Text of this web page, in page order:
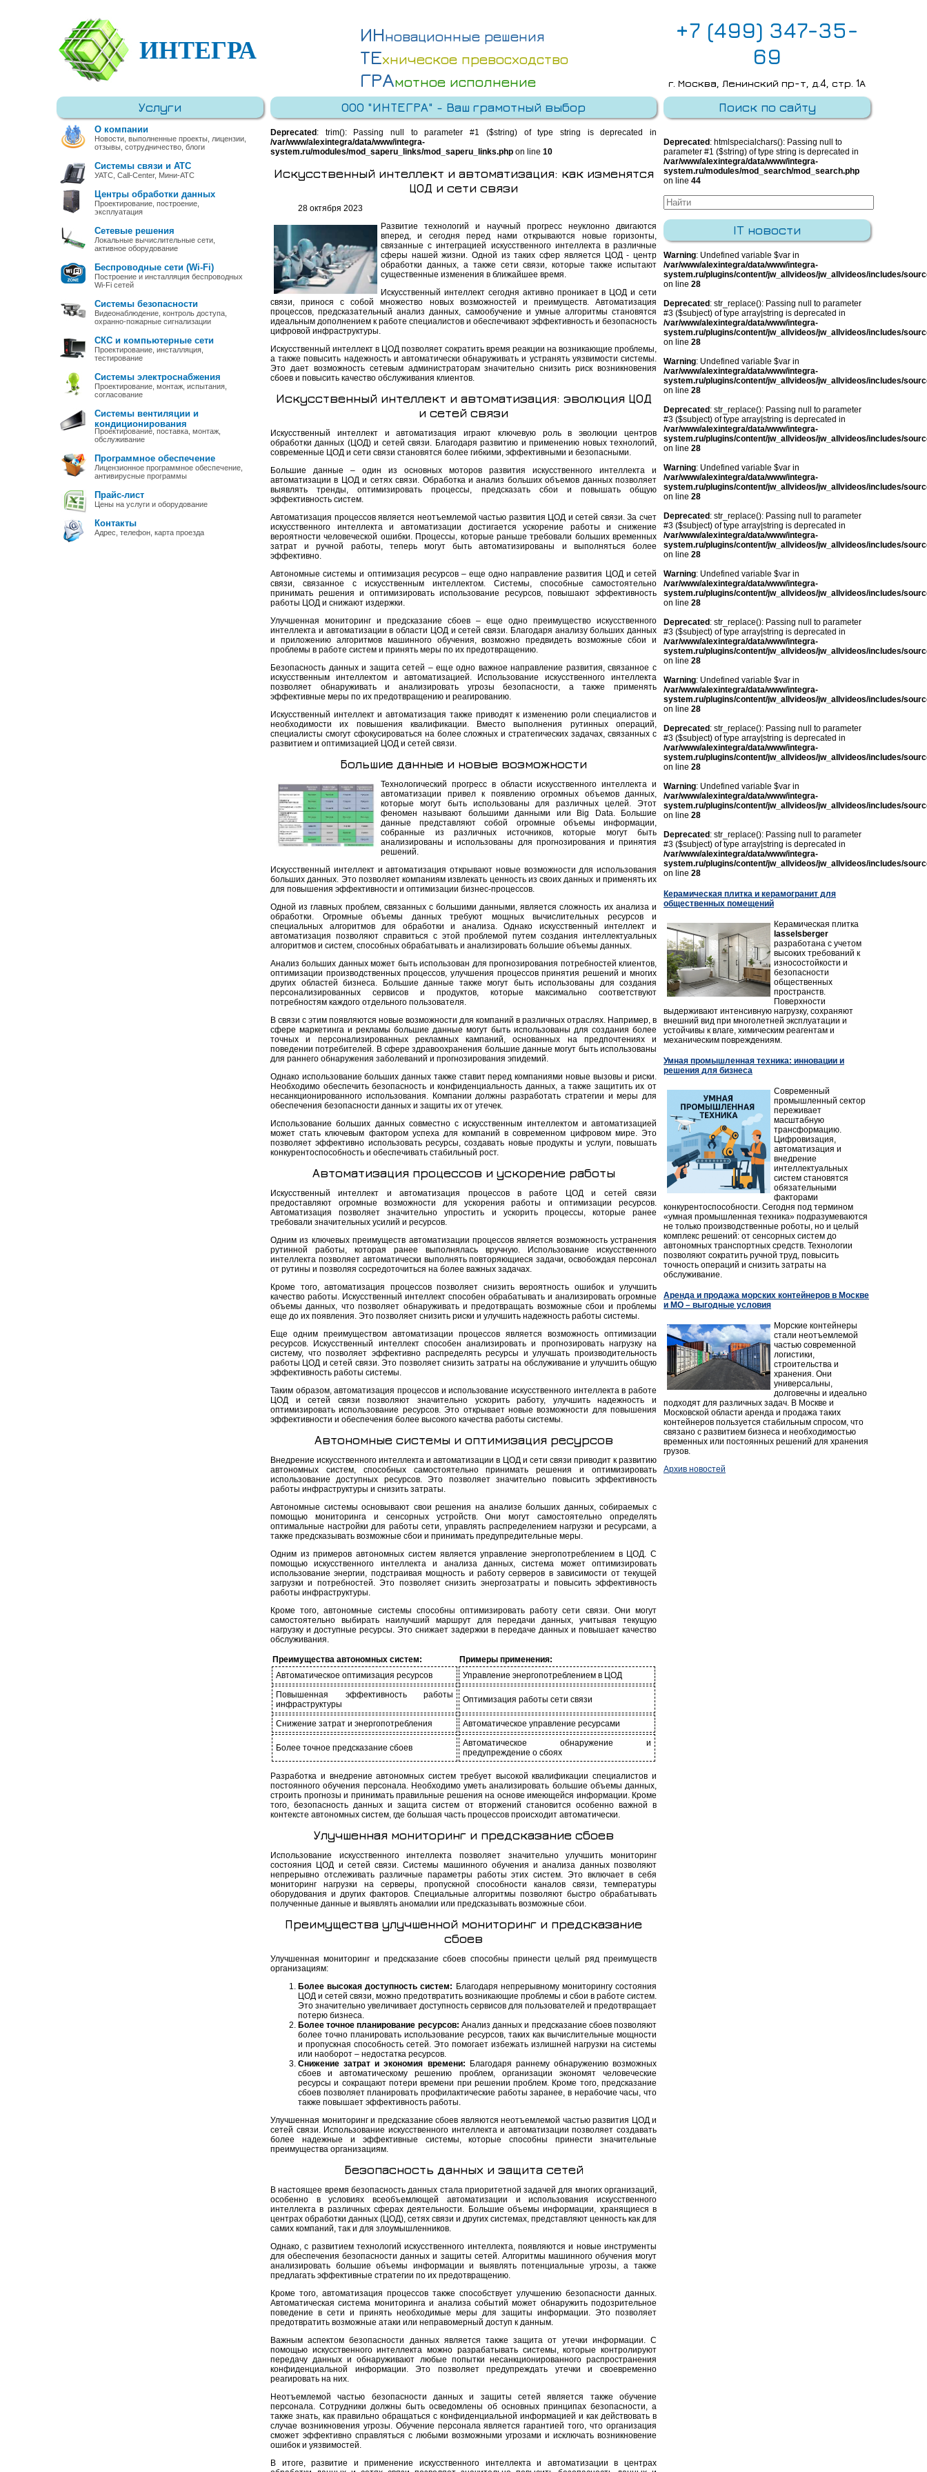
ИНТЕГРА
ИНновационные решения
ТЕхническое превосходство
ГРАмотное исполнение
+7 (499) 347-35-
69
г. Москва, Ленинский пр-т, д.4, стр. 1А
E-mail:info@integra-system.ru
Услуги
О компании
Новости, выполненные проекты, лицензии,
отзывы, сотрудничество, блоги
Системы связи и АТС
УАТС, Call-Center, Мини-АТС
Центры обработки данных
Проектирование, построение,
эксплуатация
Сетевые решения
Локальные вычислительные сети,
активное оборудование
Беспроводные сети (Wi-Fi)
Построение и инсталляция беспроводных
Wi-Fi сетей
Системы безопасности
Видеонаблюдение, контроль доступа,
охранно-пожарные сигнализации
СКС и компьютерные сети
Проектирование, инсталляция,
тестирование
Системы электроснабжения
Проектирование, монтаж, испытания,
согласование
Системы вентиляции и
кондиционирования
Проектирование, поставка, монтаж,
обслуживание
Программное обеспечение
Лицензионное программное обеспечение,
антивирусные программы
Прайс-лист
Цены на услуги и оборудование
Контакты
Адрес, телефон, карта проезда
ООО "ИНТЕГРА" - Ваш грамотный выбор
Deprecated : trim(): Passing null to parameter #1 ($string) of type string is deprecated in
/var/www/alexintegra/data/www/integra-
system.ru/modules/mod_saperu_links/mod_saperu_links.php on line 10
Искусственный интеллект и автоматизация: как изменятся
ЦОД и сети связи
28 октября 2023
Развитие технологий и научный прогресс неуклонно двигаются
вперед, и сегодня перед нами открываются новые горизонты,
связанные с интеграцией искусственного интеллекта в различные
сферы нашей жизни. Одной из таких сфер является ЦОД - центр
обработки данных, а также сети связи, которые также испытают
существенные изменения в ближайшее время.
Искусственный интеллект сегодня активно проникает в ЦОД и сети
связи, принося с собой множество новых возможностей и преимуществ. Автоматизация
процессов, предсказательный анализ данных, самообучение и умные алгоритмы становятся
идеальным дополнением к работе специалистов и обеспечивают эффективность и безопасность
цифровой инфраструктуры.
Искусственный интеллект в ЦОД позволяет сократить время реакции на возникающие проблемы,
а также повысить надежность и автоматически обнаруживать и устранять уязвимости системы.
Это дает возможность сетевым администраторам значительно снизить риск возникновения
сбоев и повысить качество обслуживания клиентов.
Искусственный интеллект и автоматизация: эволюция ЦОД
и сетей связи
Искусственный интеллект и автоматизация играют ключевую роль в эволюции центров
обработки данных (ЦОД) и сетей связи. Благодаря развитию и применению новых технологий,
современные ЦОД и сети связи становятся более гибкими, эффективными и безопасными.
Большие данные – один из основных моторов развития искусственного интеллекта и
автоматизации в ЦОД и сетях связи. Обработка и анализ больших объемов данных позволяет
выявлять тренды, оптимизировать процессы, предсказать сбои и повышать общую
эффективность систем.
Автоматизация процессов является неотъемлемой частью развития ЦОД и сетей связи. За счет
искусственного интеллекта и автоматизации достигается ускорение работы и снижение
вероятности человеческой ошибки. Процессы, которые раньше требовали больших временных
затрат и ручной работы, теперь могут быть автоматизированы и выполняться более
эффективно.
Автономные системы и оптимизация ресурсов – еще одно направление развития ЦОД и сетей
связи, связанное с искусственным интеллектом. Системы, способные самостоятельно
принимать решения и оптимизировать использование ресурсов, повышают эффективность
работы ЦОД и снижают издержки.
Улучшенная мониторинг и предсказание сбоев – еще одно преимущество искусственного
интеллекта и автоматизации в области ЦОД и сетей связи. Благодаря анализу больших данных
и приложению алгоритмов машинного обучения, возможно предвидеть возможные сбои и
проблемы в работе систем и принять меры по их предотвращению.
Безопасность данных и защита сетей – еще одно важное направление развития, связанное с
искусственным интеллектом и автоматизацией. Использование искусственного интеллекта
позволяет обнаруживать и анализировать угрозы безопасности, а также применять
эффективные меры по их предотвращению и реагированию.
Искусственный интеллект и автоматизация также приводят к изменению роли специалистов и
необходимости их повышения квалификации. Вместо выполнения рутинных операций,
специалисты смогут сфокусироваться на более сложных и стратегических задачах, связанных с
развитием и оптимизацией ЦОД и сетей связи.
Большие данные и новые возможности
Технологический прогресс в области искусственного интеллекта и
автоматизации привел к появлению огромных объемов данных,
которые могут быть использованы для различных целей. Этот
феномен называют большими данными или Big Data. Большие
данные представляют собой огромные объемы информации,
собранные из различных источников, которые могут быть
анализированы и использованы для прогнозирования и принятия
решений.
Искусственный интеллект и автоматизация открывают новые возможности для использования
больших данных. Это позволяет компаниям извлекать ценность из своих данных и применять их
для повышения эффективности и оптимизации бизнес-процессов.
Одной из главных проблем, связанных с большими данными, является сложность их анализа и
обработки. Огромные объемы данных требуют мощных вычислительных ресурсов и
специальных алгоритмов для обработки и анализа. Однако искусственный интеллект и
автоматизация позволяют справиться с этой проблемой путем создания интеллектуальных
алгоритмов и систем, способных обрабатывать и анализировать большие объемы данных.
Анализ больших данных может быть использован для прогнозирования потребностей клиентов,
оптимизации производственных процессов, улучшения процессов принятия решений и многих
других областей бизнеса. Большие данные также могут быть использованы для создания
персонализированных сервисов и продуктов, которые максимально соответствуют
потребностям каждого отдельного пользователя.
В связи с этим появляются новые возможности для компаний в различных отраслях. Например, в
сфере маркетинга и рекламы большие данные могут быть использованы для создания более
точных и персонализированных рекламных кампаний, основанных на предпочтениях и
поведении потребителей. В сфере здравоохранения большие данные могут быть использованы
для раннего обнаружения заболеваний и прогнозирования эпидемий.
Однако использование больших данных также ставит перед компаниями новые вызовы и риски.
Необходимо обеспечить безопасность и конфиденциальность данных, а также защитить их от
несанкционированного использования. Компании должны разработать стратегии и меры для
обеспечения безопасности данных и защиты их от утечек.
Использование больших данных совместно с искусственным интеллектом и автоматизацией
может стать ключевым фактором успеха для компаний в современном цифровом мире. Это
позволяет эффективно использовать ресурсы, создавать новые продукты и услуги, повышать
конкурентоспособность и обеспечивать стабильный рост.
Автоматизация процессов и ускорение работы
Искусственный интеллект и автоматизация процессов в работе ЦОД и сетей связи
предоставляют огромные возможности для ускорения работы и оптимизации ресурсов.
Автоматизация позволяет значительно упростить и ускорить процессы, которые ранее
требовали значительных усилий и ресурсов.
Одним из ключевых преимуществ автоматизации процессов является возможность устранения
рутинной работы, которая ранее выполнялась вручную. Использование искусственного
интеллекта позволяет автоматически выполнять повторяющиеся задачи, освобождая персонал
от рутины и позволяя сосредоточиться на более важных задачах.
Кроме того, автоматизация процессов позволяет снизить вероятность ошибок и улучшить
качество работы. Искусственный интеллект способен обрабатывать и анализировать огромные
объемы данных, что позволяет обнаруживать и предотвращать возможные сбои и проблемы
еще до их появления. Это позволяет снизить риски и улучшить надежность работы системы.
Еще одним преимуществом автоматизации процессов является возможность оптимизации
ресурсов. Искусственный интеллект способен анализировать и прогнозировать нагрузку на
систему, что позволяет эффективно распределять ресурсы и улучшать производительность
работы ЦОД и сетей связи. Это позволяет снизить затраты на обслуживание и улучшить общую
эффективность работы системы.
Таким образом, автоматизация процессов и использование искусственного интеллекта в работе
ЦОД и сетей связи позволяют значительно ускорить работу, улучшить надежность и
оптимизировать использование ресурсов. Это открывает новые возможности для повышения
эффективности и обеспечения более высокого качества работы системы.
Автономные системы и оптимизация ресурсов
Внедрение искусственного интеллекта и автоматизации в ЦОД и сети связи приводит к развитию
автономных систем, способных самостоятельно принимать решения и оптимизировать
использование доступных ресурсов. Это позволяет значительно повысить эффективность
работы инфраструктуры и снизить затраты.
Автономные системы основывают свои решения на анализе больших данных, собираемых с
помощью мониторинга и сенсорных устройств. Они могут самостоятельно определять
оптимальные настройки для работы сети, управлять распределением нагрузки и ресурсами, а
также предсказывать возможные сбои и принимать предупредительные меры.
Одним из примеров автономных систем является управление энергопотреблением в ЦОД. С
помощью искусственного интеллекта и анализа данных, система может оптимизировать
использование энергии, подстраивая мощность и работу серверов в зависимости от текущей
загрузки и потребностей. Это позволяет снизить энергозатраты и повысить эффективность
работы инфраструктуры.
Кроме того, автономные системы способны оптимизировать работу сети связи. Они могут
самостоятельно выбирать наилучший маршрут для передачи данных, учитывая текущую
нагрузку и доступные ресурсы. Это снижает задержки в передаче данных и повышает качество
обслуживания.
Преимущества автономных систем:
Примеры применения:
Автоматическое оптимизация ресурсов
Управление энергопотреблением в ЦОД
Повышенная эффективность работы
инфраструктуры
Оптимизация работы сети связи
Снижение затрат и энергопотребления Автоматическое управление ресурсами
Более точное предсказание сбоев
Автоматическое обнаружение и
предупреждение о сбоях
Разработка и внедрение автономных систем требует высокой квалификации специалистов и
постоянного обучения персонала. Необходимо уметь анализировать большие объемы данных,
строить прогнозы и принимать правильные решения на основе имеющейся информации. Кроме
того, безопасность данных и защита систем от вторжений становится особенно важной в
контексте автономных систем, где большая часть процессов происходит автоматически.
Улучшенная мониторинг и предсказание сбоев
Использование искусственного интеллекта позволяет значительно улучшить мониторинг
состояния ЦОД и сетей связи. Системы машинного обучения и анализа данных позволяют
непрерывно отслеживать различные параметры работы этих систем. Это включает в себя
мониторинг нагрузки на серверы, пропускной способности каналов связи, температуры
оборудования и других факторов. Специальные алгоритмы позволяют быстро обрабатывать
полученные данные и выявлять аномалии или предсказывать возможные сбои.
Преимущества улучшенной мониторинг и предсказание
сбоев
Улучшенная мониторинг и предсказание сбоев способны принести целый ряд преимуществ
организациям:
Более высокая доступность систем: Благодаря непрерывному мониторингу состояния
ЦОД и сетей связи, можно предотвратить возникающие проблемы и сбои в работе систем.
Это значительно увеличивает доступность сервисов для пользователей и предотвращает
потерю бизнеса.
Более точное планирование ресурсов: Анализ данных и предсказание сбоев позволяют
более точно планировать использование ресурсов, таких как вычислительные мощности
и пропускная способность сетей. Это помогает избежать излишней нагрузки на системы
или наоборот – недостатка ресурсов.
Снижение затрат и экономия времени: Благодаря раннему обнаружению возможных
сбоев и автоматическому решению проблем, организации экономят человеческие
ресурсы и сокращают потери времени при решении проблем. Кроме того, предсказание
сбоев позволяет планировать профилактические работы заранее, в нерабочие часы, что
также повышает эффективность работы.
Улучшенная мониторинг и предсказание сбоев являются неотъемлемой частью развития ЦОД и
сетей связи. Использование искусственного интеллекта и автоматизации позволяет создавать
более надежные и эффективные системы, которые способны принести значительные
преимущества организациям.
Безопасность данных и защита сетей
В настоящее время безопасность данных стала приоритетной задачей для многих организаций,
особенно в условиях всеобъемлющей автоматизации и использования искусственного
интеллекта в различных сферах деятельности. Большие объемы информации, хранящиеся в
центрах обработки данных (ЦОД), сетях связи и других системах, представляют ценность как для
самих компаний, так и для злоумышленников.
Однако, с развитием технологий искусственного интеллекта, появляются и новые инструменты
для обеспечения безопасности данных и защиты сетей. Алгоритмы машинного обучения могут
анализировать большие объемы информации и выявлять потенциальные угрозы, а также
предлагать эффективные стратегии по их предотвращению.
Кроме того, автоматизация процессов также способствует улучшению безопасности данных.
Автоматическая система мониторинга и анализа событий может обнаружить подозрительное
поведение в сети и принять необходимые меры для защиты информации. Это позволяет
предотвратить возможные атаки или неправомерный доступ к данным.
Важным аспектом безопасности данных является также защита от утечки информации. С
помощью искусственного интеллекта можно разрабатывать системы, которые контролируют
передачу данных и обнаруживают любые попытки несанкционированного распространения
конфиденциальной информации. Это позволяет предупреждать утечки и своевременно
реагировать на них.
Неотъемлемой частью безопасности данных и защиты сетей является также обучение
персонала. Сотрудники должны быть осведомлены об основных принципах безопасности, а
также знать, как правильно обращаться с конфиденциальной информацией и как действовать в
случае возникновения угрозы. Обучение персонала является гарантией того, что организация
сможет эффективно справляться с любыми возможными угрозами и исключать возникновение
ошибок и уязвимостей.
В итоге, развитие и применение искусственного интеллекта и автоматизации в центрах
Поиск по сайту
Deprecated : htmlspecialchars(): Passing null to
parameter #1 ($string) of type string is deprecated in
/var/www/alexintegra/data/www/integra-
system.ru/modules/mod_search/mod_search.php
on line 44
IT новости
Warning: Undefined variable $var in
/var/www/alexintegra/data/www/integra-
system.ru/plugins/content/jw_allvideos/jw_allvideos/includes/
on line 28
Deprecated : str_replace(): Passing null to parameter
#3 ($subject) of type array|string is deprecated in
/var/www/alexintegra/data/www/integra-
system.ru/plugins/content/jw_allvideos/jw_allvideos/includes/
on line 28
Warning: Undefined variable $var in
/var/www/alexintegra/data/www/integra-
system.ru/plugins/content/jw_allvideos/jw_allvideos/includes/
on line 28
Deprecated : str_replace(): Passing null to parameter
#3 ($subject) of type array|string is deprecated in
/var/www/alexintegra/data/www/integra-
system.ru/plugins/content/jw_allvideos/jw_allvideos/includes/
on line 28
Warning: Undefined variable $var in
/var/www/alexintegra/data/www/integra-
system.ru/plugins/content/jw_allvideos/jw_allvideos/includes/
on line 28
Deprecated : str_replace(): Passing null to parameter
#3 ($subject) of type array|string is deprecated in
/var/www/alexintegra/data/www/integra-
system.ru/plugins/content/jw_allvideos/jw_allvideos/includes/
on line 28
Warning: Undefined variable $var in
/var/www/alexintegra/data/www/integra-
system.ru/plugins/content/jw_allvideos/jw_allvideos/includes/
on line 28
Deprecated : str_replace(): Passing null to parameter
#3 ($subject) of type array|string is deprecated in
/var/www/alexintegra/data/www/integra-
system.ru/plugins/content/jw_allvideos/jw_allvideos/includes/
on line 28
Warning: Undefined variable $var in
/var/www/alexintegra/data/www/integra-
system.ru/plugins/content/jw_allvideos/jw_allvideos/includes/
on line 28
Deprecated : str_replace(): Passing null to parameter
#3 ($subject) of type array|string is deprecated in
/var/www/alexintegra/data/www/integra-
system.ru/plugins/content/jw_allvideos/jw_allvideos/includes/
on line 28
Warning: Undefined variable $var in
/var/www/alexintegra/data/www/integra-
system.ru/plugins/content/jw_allvideos/jw_allvideos/includes/
on line 28
Deprecated : str_replace(): Passing null to parameter
#3 ($subject) of type array|string is deprecated in
/var/www/alexintegra/data/www/integra-
system.ru/plugins/content/jw_allvideos/jw_allvideos/includes/
on line 28
Керамическая плитка и керамогранит для
общественных помещений
Керамическая плитка
lasselsberger
разработана с учетом
высоких требований к
износостойкости и
безопасности
общественных
пространств.
Поверхности
выдерживают интенсивную нагрузку, сохраняют
внешний вид при многолетней эксплуатации и
устойчивы к влаге, химическим реагентам и
механическим повреждениям.
Умная промышленная техника: инновации и
решения для бизнеса
Современный
промышленный сектор
переживает
масштабную
трансформацию.
Цифровизация,
автоматизация и
внедрение
интеллектуальных
систем становятся
обязательными
факторами
конкурентоспособности. Сегодня под термином
«умная промышленная техника» подразумеваются
не только производственные роботы, но и целый
комплекс решений: от сенсорных систем до
автономных транспортных средств. Технологии
позволяют сократить ручной труд, повысить
точность операций и снизить затраты на
обслуживание.
Аренда и продажа морских контейнеров в Москве
и МО – выгодные условия
Морские контейнеры
стали неотъемлемой
частью современной
логистики,
строительства и
хранения. Они
универсальны,
долговечны и идеально
подходят для различных задач. В Москве и
Московской области аренда и продажа таких
контейнеров пользуется стабильным спросом, что
связано с развитием бизнеса и необходимостью
временных или постоянных решений для хранения
грузов.
Архив новостей